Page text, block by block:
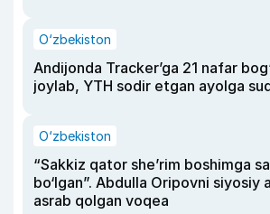
O‘zbekiston
Andijonda Tracker’ga 21 nafar
joylab, YTH sodir etgan ayolga
O‘zbekiston
“Sakkiz qator she’rim boshimga
bo‘lgan”. Abdulla Oripovni siyosiy
asrab qolgan voqea